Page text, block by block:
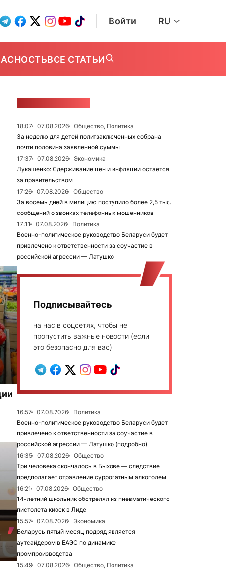
Войти RU
ВСЕ СТАТЬИ
18:07 07.08.2026
Общество, Политика
За неделю для детей политзаключенных собрана
почти половина заявленной суммы
17:37
07.08.2026
Экономика
Лукашенко: Сдерживание цен и инфляции остается
за правительством
17:26
07.08.2026
Общество
За восемь дней в милицию поступило более 2,5 тыс.
сообщений о звонках телефонных мошенников
17:11
07.08.2026
Политика
Военно-политическое руководство Беларуси будет
привлечено к ответственности за соучастие в
российской агрессии — Латушко
Подписывайтесь
на нас в соцсетях, чтобы не
пропустить важные новости (если
это безопасно для вас)
16:57 07.08.2026
Политика
Военно-политическое руководство Беларуси будет
привлечено к ответственности за соучастие в
российской агрессии — Латушко (подробно)
16:35
07.08.2026
Общество
Три человека скончалось в Быхове — следствие
предполагает отравление суррогатным алкоголем
16:21
07.08.2026
Общество
14-летний школьник обстрелял из пневматического
пистолета киоск в Лиде
15:57
07.08.2026
Экономика
Беларусь пятый месяц подряд является
аутсайдером в ЕАЭС по динамике
промпроизводства
15:49
07.08.2026
Общество, Политика